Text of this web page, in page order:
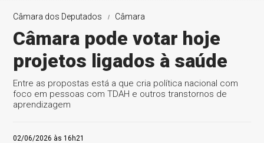
Câmara dos Deputados Câmara
Câmara pode votar hoje
projetos ligados à saúde
Entre as propostas está a que cria política nacional com
foco em pessoas com TDAH e outros transtornos de
aprendizagem
02/06/2026 às 16h21